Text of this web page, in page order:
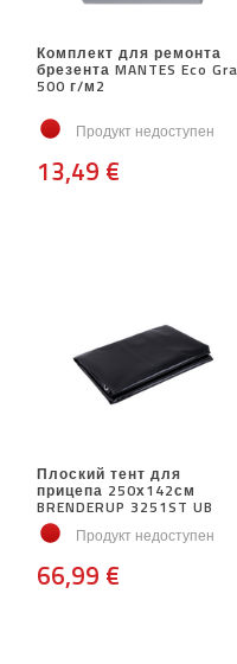
Комплект для ремонта
брезента MANTES Eco
500 г/м2
Продукт недоступен
13,49 €
Плоский тент для
прицепа 250х142см
BRENDERUP 3251ST UB
Продукт недоступен
66,99 €